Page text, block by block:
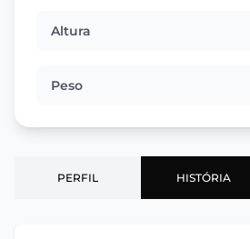
Altura
Peso
PERFIL HISTÓRIA